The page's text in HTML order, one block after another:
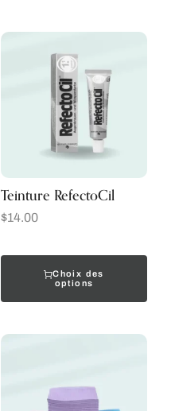
Teinture RefectoCil
$14.00
Choix des
options